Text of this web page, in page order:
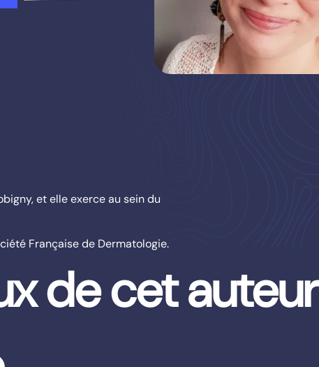
et elle exerce au sein du
Française de Dermatologie.
de cet auteur